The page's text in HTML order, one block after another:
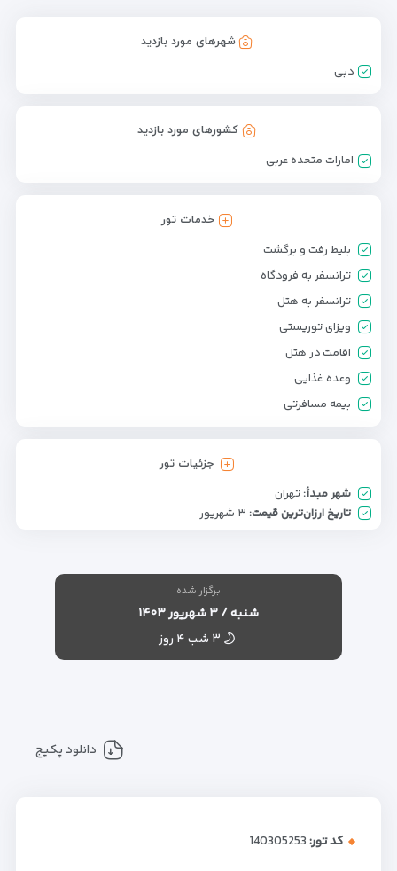
شهرهای مورد بازدید
دبی
کشورهای مورد بازدید
امارات متحده عربی
خدمات تور
بلیط رفت و برگشت
ترانسفر به فرودگاه
ترانسفر به هتل
ویزای توریستی
اقامت در هتل
وعده غذایی
بیمه مسافرتی
جزئیات تور
شهر مبدأ: تهران
تاریخ ارزان‌ترین قیمت: ۳ شهریور
برگزار شده
شنبه / ۳ شهریور ۱۴۰۳
۳ شب ۴ روز
دانلود پکیج
کد تور:140305253